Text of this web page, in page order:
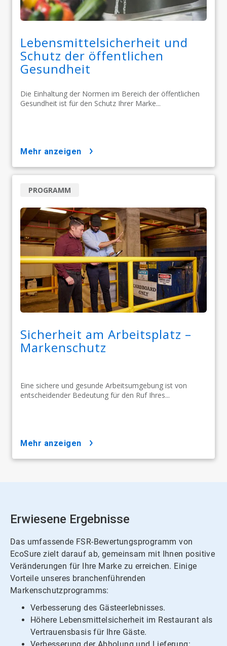
Lebensmittelsicherheit und
Schutz der öffentlichen
Gesundheit
Die Einhaltung der Normen im Bereich der öffentlichen
Gesundheit ist für den Schutz Ihrer Marke...
mehr anzeigen
Sicherheit am Arbeitsplatz –
Markenschutz
Eine sichere und gesunde Arbeitsumgebung ist von
entscheidender Bedeutung für den Ruf Ihres...
PROGRAMM
mehr anzeigen
Erwiesene Ergebnisse
Das umfassende FSR-Bewertungsprogramm von
EcoSure zielt darauf ab, gemeinsam mit Ihnen positive
Veränderungen für Ihre Marke zu erreichen. Einige
Vorteile unseres branchenführenden
Markenschutzprogramms:​​​​​​​
Verbesserung des Gästeerlebnisses.​​​​​​​
Höhere Lebensmittelsicherheit im Restaurant als
Vertrauensbasis für Ihre Gäste.
Verbesserung der Abholung und Lieferung: